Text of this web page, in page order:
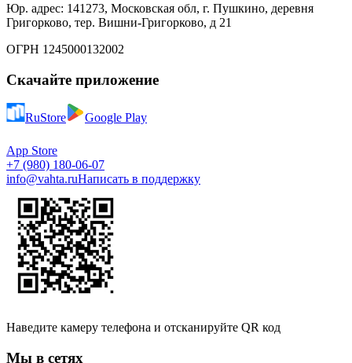
Юр. адрес: 141273, Московская обл, г. Пушкино, деревня
Григорково, тер. Вишни-Григорково, д 21
ОГРН 1245000132002
Скачайте приложение
RuStore Google Play
App Store
+7 (980) 180-06-07
info@vahta.ruНаписать в поддержку
Наведите камеру телефона и отсканируйте QR код
Мы в сетях